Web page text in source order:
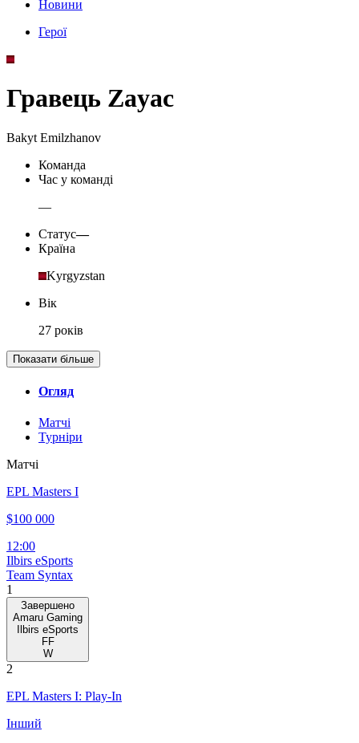
Новини
Герої
Гравець Zayac
Bakyt Emilzhanov
Команда
Час у команді
—
Статус—
Країна
Kyrgyzstan
Вік
27 років
Показати більше
Огляд
Матчі
Турніри
Матчі
EPL Masters I
$100 000
12:00
Ilbirs eSports
Team Syntax
1
Завершено
Amaru Gaming
Ilbirs eSports
FF
W
2
EPL Masters I: Play-In
Інший